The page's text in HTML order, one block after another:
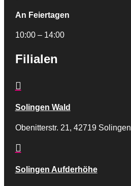
An Feiertagen
10:00 – 14:00
Filialen

Solingen Wald
Obenitterstr. 21, 42719 Solingen

Solingen Aufderhöhe